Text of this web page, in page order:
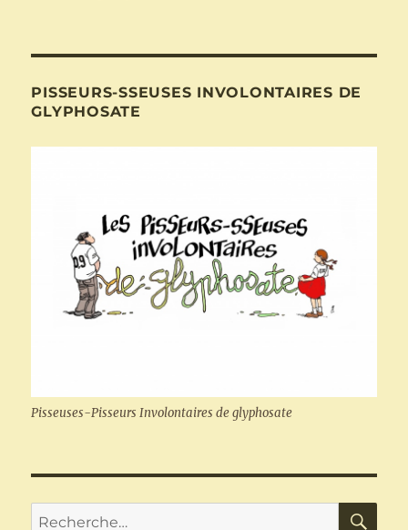
PISSEURS-SSEUSES INVOLONTAIRES DE
GLYPHOSATE
Pisseuses-Pisseurs Involontaires de glyphosate
Recherche